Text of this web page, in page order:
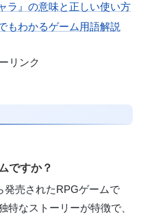
ラ』の意味と正しい使い方
もわかるゲーム用語解説
リンク
ですか？
発売されたRPGゲームで
特なストーリーが特徴で、